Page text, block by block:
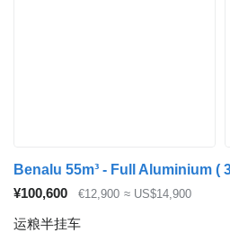
Benalu 55m³ - Full Aluminium (
¥100,600
€12,900 ≈ US$14,900
运粮半挂车